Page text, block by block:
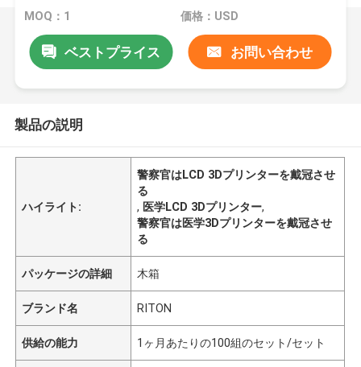
MOQ：1 価格：USD
ベストプライス お問い合わせ
製品の説明
ハイライト:
警察官はLCD 3Dプリンターを戴冠させ
る
, 医学LCD 3Dプリンター,
警察官は医学3Dプリンターを戴冠させ
る
パッケージの詳細 木箱
ブランド名 RITON
供給の能力 1ヶ月あたりの100組のセット/セット